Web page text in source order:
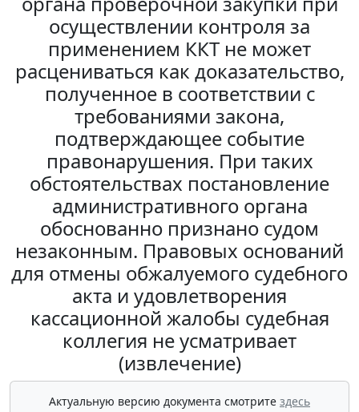
осуществлении контроля за
применением ККТ не может
расцениваться как доказательство,
полученное в соответствии с
требованиями закона,
подтверждающее событие
правонарушения. При таких
обстоятельствах постановление
административного органа
обоснованно признано судом
незаконным. Правовых оснований
для отмены обжалуемого судебного
акта и удовлетворения
кассационной жалобы судебная
коллегия не усматривает
(извлечение)
Актуальную версию документа смотрите здесь